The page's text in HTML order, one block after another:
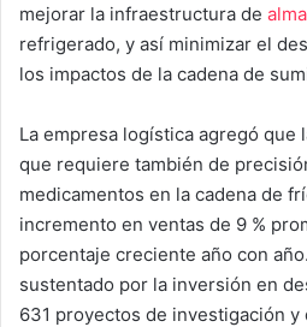
mejorar la infraestructura de
refrigerado, y así minimizar el
los impactos de la cadena de
La empresa logística agregó que
que requiere también de
medicamentos en la cadena de
incremento en ventas de 9 %
porcentaje creciente año con
sustentado por la inversión en
631 proyectos de investigación